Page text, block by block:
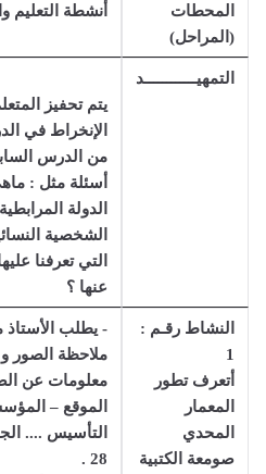
المحطات
(المراحل)
أنشطة التعليم
التمهيــــــــــــد
يتم تحفيز
الإنخراط في
من الدرس
أسئلة مثل :
الدولة
الشخصية
التي تعرفنا
عنها ؟
النشاط رقـم :
1
أتعرف تطور
المعمار
المحدي
صومعة الكتبية
- يطلب الأستاذ
ملاحظة الصور
معلومات عن
الموقع –
التأسيس ....
28 .